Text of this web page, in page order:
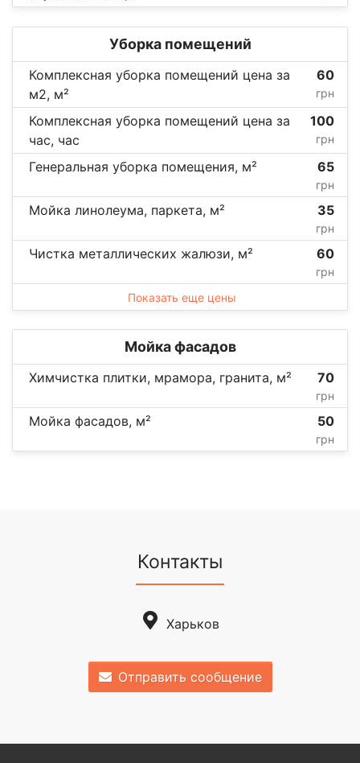
Уборка помещений
Комплексная уборка помещений цена за
м2, м²
60
грн
Комплексная уборка помещений цена за
час, час
100
грн
Генеральная уборка помещения, м² 65
грн
Мойка линолеума, паркета, м² 35
грн
Чистка металлических жалюзи, м² 60
грн
Показать еще цены
Мойка фасадов
Химчистка плитки, мрамора, гранита, м² 70
грн
Мойка фасадов, м² 50
грн
Контакты
Харьков
Отправить сообщение